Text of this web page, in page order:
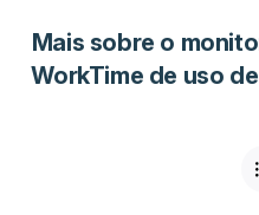
Mais sobre o
WorkTime de uso